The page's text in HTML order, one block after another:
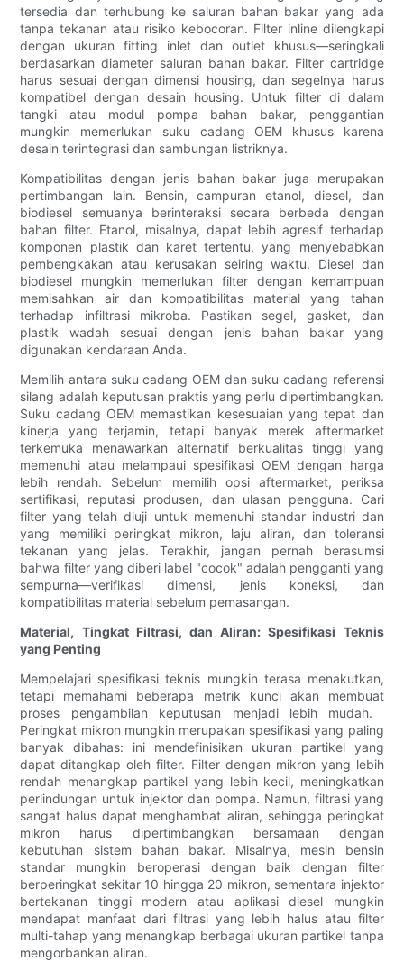
tersedia dan terhubung ke saluran bahan bakar yang ada
tanpa tekanan atau risiko kebocoran. Filter inline dilengkapi
dengan ukuran fitting inlet dan outlet khusus—seringkali
berdasarkan diameter saluran bahan bakar. Filter cartridge
harus sesuai dengan dimensi housing, dan segelnya harus
kompatibel dengan desain housing. Untuk filter di dalam
tangki atau modul pompa bahan bakar, penggantian
mungkin memerlukan suku cadang OEM khusus karena
desain terintegrasi dan sambungan listriknya.
Kompatibilitas dengan jenis bahan bakar juga merupakan
pertimbangan lain. Bensin, campuran etanol, diesel, dan
biodiesel semuanya berinteraksi secara berbeda dengan
bahan filter. Etanol, misalnya, dapat lebih agresif terhadap
komponen plastik dan karet tertentu, yang menyebabkan
pembengkakan atau kerusakan seiring waktu. Diesel dan
biodiesel mungkin memerlukan filter dengan kemampuan
memisahkan air dan kompatibilitas material yang tahan
terhadap infiltrasi mikroba. Pastikan segel, gasket, dan
plastik wadah sesuai dengan jenis bahan bakar yang
digunakan kendaraan Anda.
Memilih antara suku cadang OEM dan suku cadang referensi
silang adalah keputusan praktis yang perlu dipertimbangkan.
Suku cadang OEM memastikan kesesuaian yang tepat dan
kinerja yang terjamin, tetapi banyak merek aftermarket
terkemuka menawarkan alternatif berkualitas tinggi yang
memenuhi atau melampaui spesifikasi OEM dengan harga
lebih rendah. Sebelum memilih opsi aftermarket, periksa
sertifikasi, reputasi produsen, dan ulasan pengguna. Cari
filter yang telah diuji untuk memenuhi standar industri dan
yang memiliki peringkat mikron, laju aliran, dan toleransi
tekanan yang jelas. Terakhir, jangan pernah berasumsi
bahwa filter yang diberi label "cocok" adalah pengganti yang
sempurna—verifikasi dimensi, jenis koneksi, dan
kompatibilitas material sebelum pemasangan.
Material, Tingkat Filtrasi, dan Aliran: Spesifikasi Teknis
yang Penting
Mempelajari spesifikasi teknis mungkin terasa menakutkan,
tetapi memahami beberapa metrik kunci akan membuat
proses pengambilan keputusan menjadi lebih mudah. ​​
Peringkat mikron mungkin merupakan spesifikasi yang paling
banyak dibahas: ini mendefinisikan ukuran partikel yang
dapat ditangkap oleh filter. Filter dengan mikron yang lebih
rendah menangkap partikel yang lebih kecil, meningkatkan
perlindungan untuk injektor dan pompa. Namun, filtrasi yang
sangat halus dapat menghambat aliran, sehingga peringkat
mikron harus dipertimbangkan bersamaan dengan
kebutuhan sistem bahan bakar. Misalnya, mesin bensin
standar mungkin beroperasi dengan baik dengan filter
berperingkat sekitar 10 hingga 20 mikron, sementara injektor
bertekanan tinggi modern atau aplikasi diesel mungkin
mendapat manfaat dari filtrasi yang lebih halus atau filter
multi-tahap yang menangkap berbagai ukuran partikel tanpa
mengorbankan aliran.